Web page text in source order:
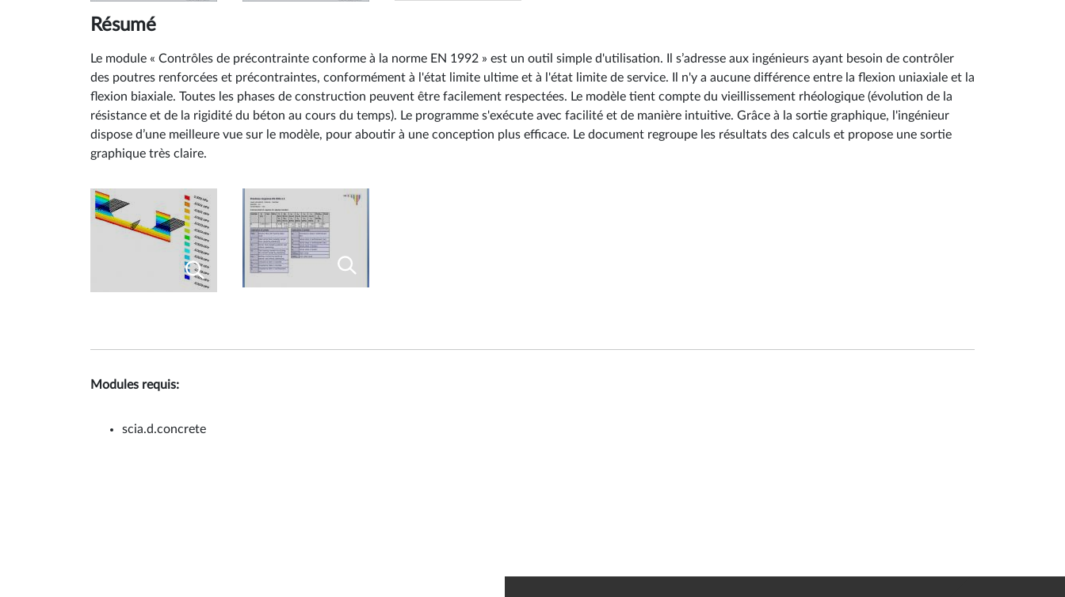
Résumé
Le module « Contrôles de précontrainte conforme à la norme EN 1992 » est un outil simple d'utilisation. Il s’adresse aux ingénieurs ayant besoin de contrôler
des poutres renforcées et précontraintes, conformément à l'état limite ultime et à l'état limite de service. Il n'y a aucune différence entre la flexion uniaxiale et la
flexion biaxiale. Toutes les phases de construction peuvent être facilement respectées. Le modèle tient compte du vieillissement rhéologique (évolution de la
résistance et de la rigidité du béton au cours du temps). Le programme s'exécute avec facilité et de manière intuitive. Grâce à la sortie graphique, l'ingénieur
dispose d’une meilleure vue sur le modèle, pour aboutir à une conception plus efficace. Le document regroupe les résultats des calculs et propose une sortie
graphique très claire.
Modules requis:
scia.d.concrete